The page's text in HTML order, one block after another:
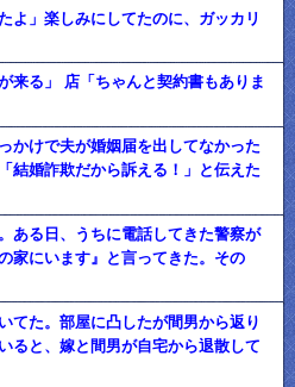
よ」楽しみにしてたのに、ガッカリ
来る」 店「ちゃんと契約書もありま
かけで夫が婚姻届を出してなかった
結婚詐欺だから訴える！」と伝えた
ある日、うちに電話してきた警察が
家にいます』と言ってきた。その
てた。部屋に凸したが間男から返り
ると、嫁と間男が自宅から退散して